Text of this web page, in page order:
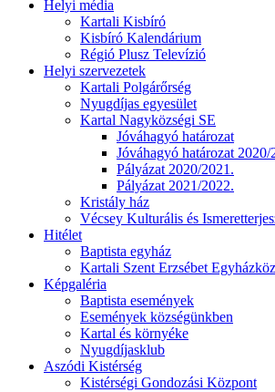
Helyi média
Kartali Kisbíró
Kisbíró Kalendárium
Régió Plusz Televízió
Helyi szervezetek
Kartali Polgárőrség
Nyugdíjas egyesület
Kartal Nagyközségi SE
Jóváhagyó határozat
Jóváhagyó határozat 2020/
Pályázat 2020/2021.
Pályázat 2021/2022.
Kristály ház
Vécsey Kulturális és
Hitélet
Baptista egyház
Kartali Szent Erzsébet
Képgaléria
Baptista események
Események községünkben
Kartal és környéke
Nyugdíjasklub
Aszódi Kistérség
Kistérségi Gondozási Központ